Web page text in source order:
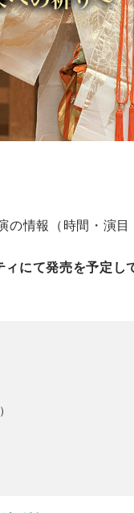
の情報（時間・演
ィにて発売を予定し